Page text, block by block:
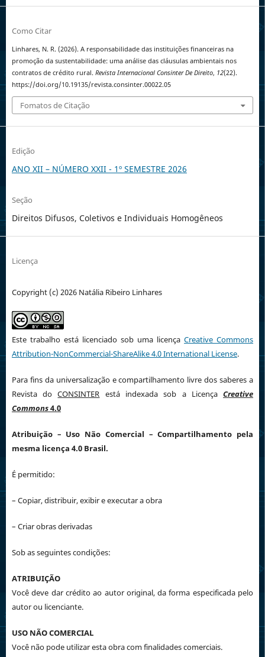
Como Citar
Linhares, N. R. (2026). A responsabilidade das instituições financeiras na
promoção da sustentabilidade: uma análise das cláusulas ambientais nos
contratos de crédito rural. Revista Internacional Consinter De Direito, 12(22).
https://doi.org/10.19135/revista.consinter.00022.05
Fomatos de Citação
Edição
ANO XII – NÚMERO XXII - 1º SEMESTRE 2026
Seção
Direitos Difusos, Coletivos e Individuais Homogêneos
Licença
Copyright (c) 2026 Natália Ribeiro Linhares
Este trabalho está licenciado sob uma licençaCreative Commons
Attribution-NonCommercial-ShareAlike 4.0 International License.
Para fins da universalização e compartilhamento livre dos saberes a
Revista doCONSINTER está indexada sob a LicençaCreative
Commons4.0
Atribuição – Uso Não Comercial – Compartilhamento pela
mesma licença 4.0 Brasil.
É permitido:
– Copiar, distribuir, exibir e executar a obra
– Criar obras derivadas
Sob as seguintes condições:
ATRIBUIÇÃO
Você deve dar crédito ao autor original, da forma especificada pelo
autor ou licenciante.
USO NÃO COMERCIAL
Você não pode utilizar esta obra com finalidades comerciais.